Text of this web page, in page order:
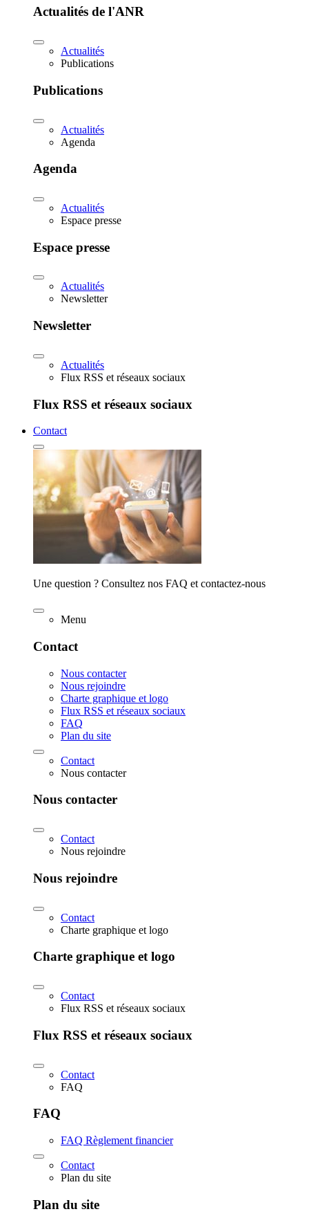
Actualités de l'ANR
Actualités
Publications
Publications
Actualités
Agenda
Agenda
Actualités
Espace presse
Espace presse
Actualités
Newsletter
Newsletter
Actualités
Flux RSS et réseaux sociaux
Flux RSS et réseaux sociaux
Contact
Une question ? Consultez nos FAQ et contactez-nous
Menu
Contact
Nous contacter
Nous rejoindre
Charte graphique et logo
Flux RSS et réseaux sociaux
FAQ
Plan du site
Contact
Nous contacter
Nous contacter
Contact
Nous rejoindre
Nous rejoindre
Contact
Charte graphique et logo
Charte graphique et logo
Contact
Flux RSS et réseaux sociaux
Flux RSS et réseaux sociaux
Contact
FAQ
FAQ
FAQ Règlement financier
Contact
Plan du site
Plan du site